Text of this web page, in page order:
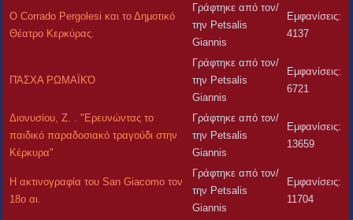
Ο Corrado Pergolesi και το Δημοτικό
Θέατρο Κερκύρας.
Γράφτηκε από τον/
την Petsalis
Giannis
Εμφανίσεις:
4137
ΠΆΣΧΑ ΡΩΜΑΪΚΌ
Γράφτηκε από τον/
την Petsalis
Giannis
Εμφανίσεις:
6721
Διονυσίου, Z. . "Ερευνώντας το
παιδικό παραδοσιακό τραγούδι στην
Κέρκυρα"
Γράφτηκε από τον/
την Petsalis
Giannis
Εμφανίσεις:
13659
Η ακτινογραφία του San Giacomo τον
18ο αι.
Γράφτηκε από τον/
την Petsalis
Giannis
Εμφανίσεις:
11704